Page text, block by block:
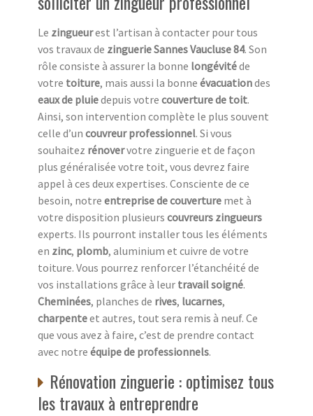
Le zingueurest l’artisan à contacter pour tous
vos travaux de zinguerie Sannes Vaucluse 84. Son
rôle consiste à assurer la bonne longévitéde
votre toiture, mais aussi la bonne évacuationdes
eaux de pluiedepuis votre couverture de toit.
Ainsi, son intervention complète le plus souvent
celle d’un couvreur professionnel. Si vous
souhaitez rénovervotre zinguerie et de façon
plus généralisée votre toit, vous devrez faire
appel à ces deux expertises. Consciente de ce
besoin, notre entreprise de couverture met à
votre disposition plusieurs couvreurs zingueurs
experts. Ils pourront installer tous les éléments
en zinc, plomb, aluminium et cuivre de votre
toiture. Vous pourrez renforcer l’étanchéité de
vos installations grâce à leur travail soigné.
Cheminées, planches de rives, lucarnes,
charpenteet autres, tout sera remis à neuf. Ce
que vous avez à faire, c’est de prendre contact
avec notre équipe de professionnels.
Rénovation zinguerie : optimisez tous
les travaux à entreprendre